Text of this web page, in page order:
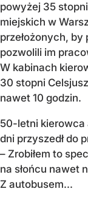
powyżej 35
miejskich w
przełożonych,
pozwolili im
W kabinach
30 stopni
nawet 10 godzin.
50-letni kierowca
dni przyszedł do
– Zrobiłem to
na słońcu nawet
Z autobusem...